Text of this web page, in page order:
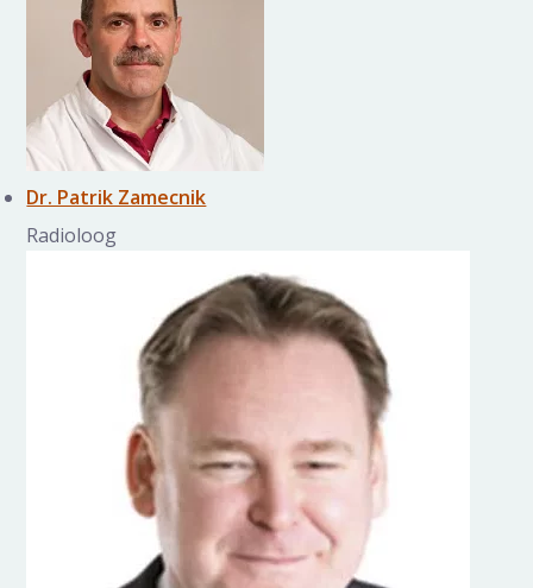
Dr. Patrik Zamecnik
Radioloog